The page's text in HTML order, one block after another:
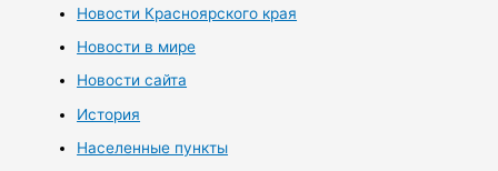
Новости Красноярского края
Новости в мире
Новости сайта
История
Населенные пункты